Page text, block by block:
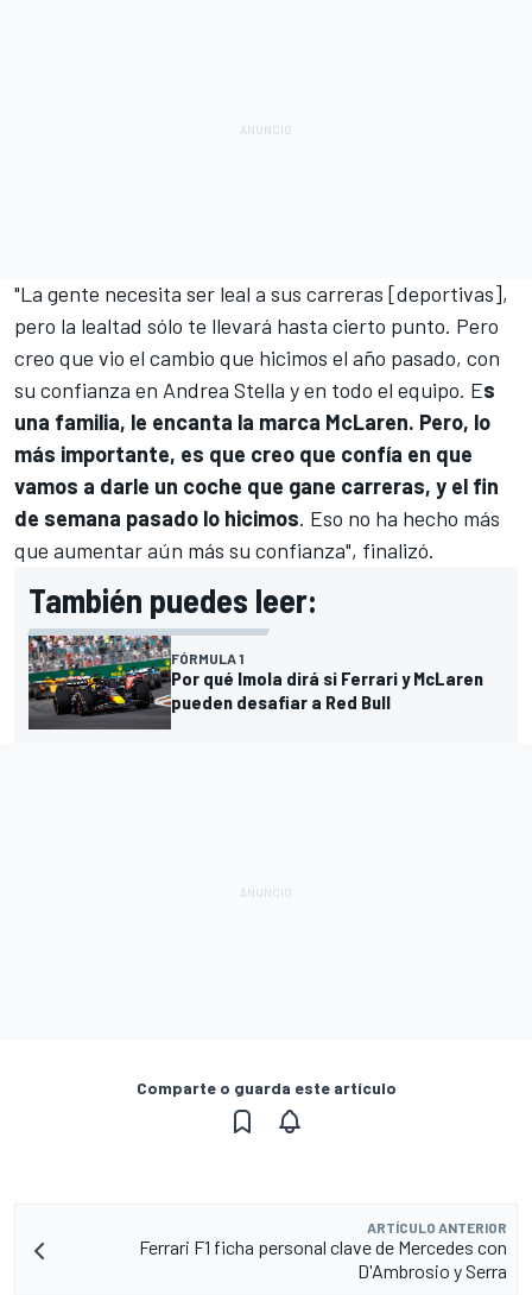
"La gente necesita ser leal a sus carreras [deportivas],
pero la lealtad sólo te llevará hasta cierto punto. Pero
creo que vio el cambio que hicimos el año pasado, con
su confianza en Andrea Stella y en todo el equipo. Es
una familia, le encanta la marca McLaren. Pero, lo
más importante, es que creo que confía en que
vamos a darle un coche que gane carreras, y el fin
de semana pasado lo hicimos. Eso no ha hecho más
que aumentar aún más su confianza", finalizó.
También puedes leer:
FÓRMULA 1
Por qué Imola dirá si Ferrari y McLaren
pueden desafiar a Red Bull
Comparte o guarda este artículo
ARTÍCULO ANTERIOR
Ferrari F1 ficha personal clave de Mercedes con
D'Ambrosio y Serra